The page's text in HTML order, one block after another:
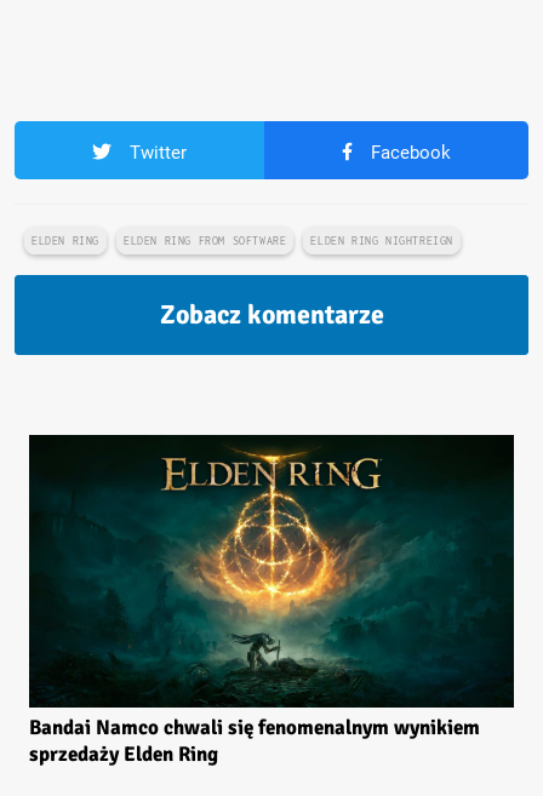
Twitter Facebook
ELDEN RING ELDEN RING FROM SOFTWARE ELDEN RING NIGHTREIGN
Zobacz komentarze
Bandai Namco chwali się fenomenalnym wynikiem
sprzedaży Elden Ring